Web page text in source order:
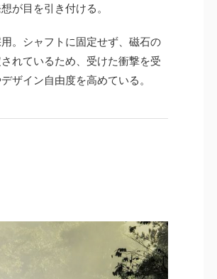
が目を引き付ける。
。シャフトに固定せず、磁石の
れているため、受けた衝撃を受
ザイン自由度を高めている。